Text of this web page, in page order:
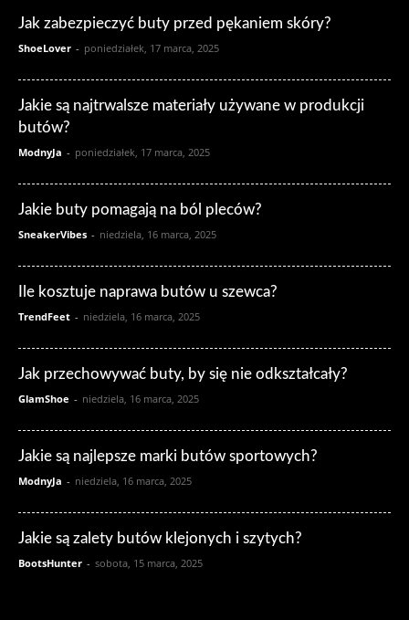
Jak zabezpieczyć buty przed pękaniem skóry?
ShoeLover - poniedziałek, 17 marca, 2025
Jakie są najtrwalsze materiały używane w produkcji
butów?
ModnyJa - poniedziałek, 17 marca, 2025
Jakie buty pomagają na ból pleców?
SneakerVibes - niedziela, 16 marca, 2025
Ile kosztuje naprawa butów u szewca?
TrendFeet - niedziela, 16 marca, 2025
Jak przechowywać buty, by się nie odkształcały?
GlamShoe - niedziela, 16 marca, 2025
Jakie są najlepsze marki butów sportowych?
ModnyJa - niedziela, 16 marca, 2025
Jakie są zalety butów klejonych i szytych?
BootsHunter - sobota, 15 marca, 2025